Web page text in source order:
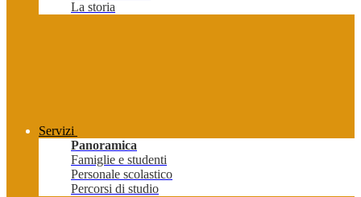
La storia
Servizi
Panoramica
Famiglie e studenti
Personale scolastico
Percorsi di studio